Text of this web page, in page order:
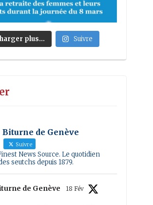
plus… Suivre
Biturne de Genève
Suivre
News Source. Le quotidien
seutchs depuis 1879.
de Genève 18 Fév